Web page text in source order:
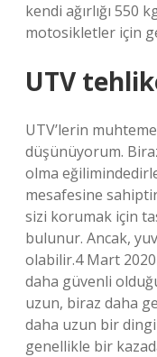
kendi ağırlığı 550
motosikletler için
UTV
UTV’lerin
düşünüyorum.
olma
mesafesine
sizi korumak için
bulunur. Ancak,
olabilir.4 Mart
daha güvenli
uzun, biraz daha
daha uzun bir
genellikle bir